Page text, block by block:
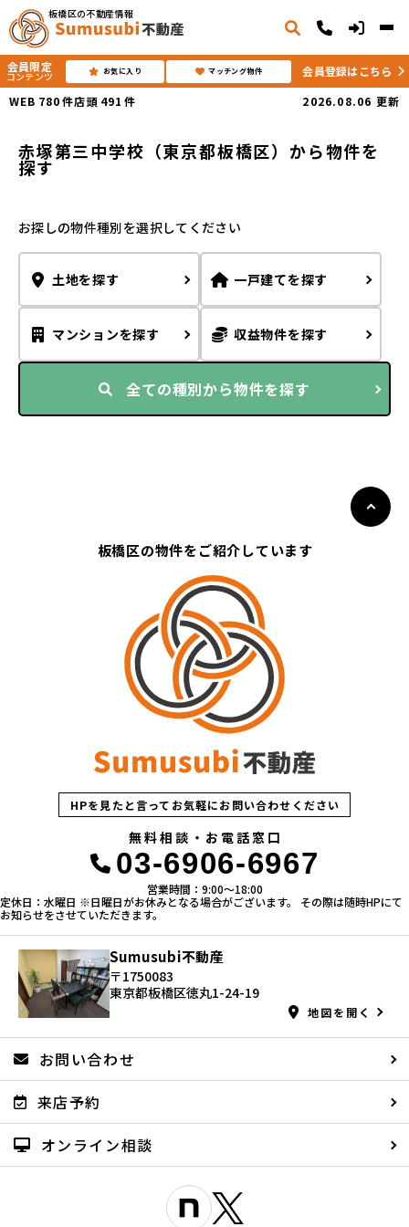
板橋区の不動産情報
会員限定
コンテンツ お気に入り マッチング物件
会員登録はこちら
WEB 780件店頭 491 件 2026.08.06 更新
赤塚第三中学校（東京都板橋区）から物件を
探す
お探しの物件種別を選択してください
土地を探す 一戸建てを探す
マンションを探す 収益物件を探す
全ての種別から物件を探す
板橋区の物件をご紹介しています
HPを見たと言ってお気軽にお問い合わせください
無料相談・お電話窓口
03-6906-6967
営業時間：9:00〜18:00
定休日：水曜日 ※日曜日がお休みとなる場合がございます。 その際は随時HPにて
お知らせをさせていただきます。
Sumusubi不動産
〒1750083
東京都板橋区徳丸1-24-19
地図を開く
お問い合わせ
来店予約
オンライン相談